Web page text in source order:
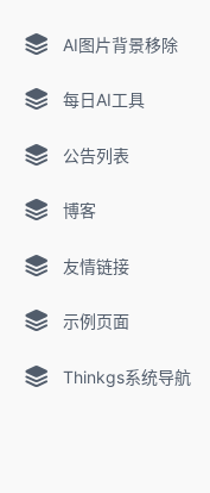
AI图片背景移除
每日AI工具
公告列表
博客
友情链接
示例页面
Thinkgs系统导航